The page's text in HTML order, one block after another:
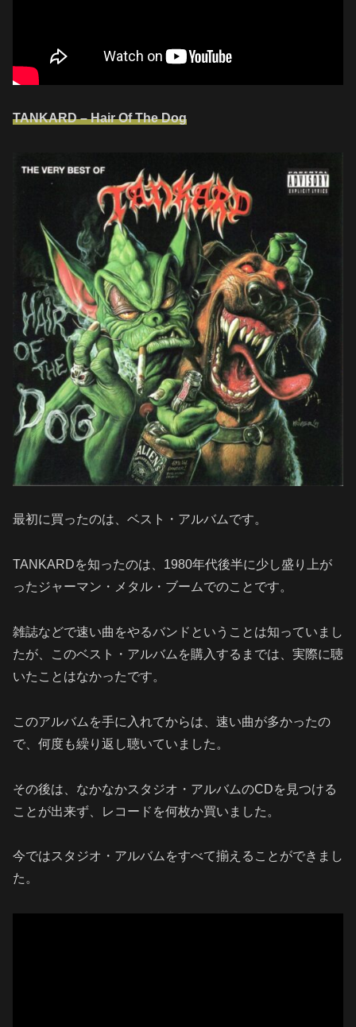
TANKARD – Hair Of The Dog
最初に買ったのは、ベスト・アルバムです。
TANKARDを知ったのは、1980年代後半に少し盛り上が
ったジャーマン・メタル・ブームでのことです。
雑誌などで速い曲をやるバンドということは知っていまし
たが、このベスト・アルバムを購入するまでは、実際に聴
いたことはなかったです。
このアルバムを手に入れてからは、速い曲が多かったの
で、何度も繰り返し聴いていました。
その後は、なかなかスタジオ・アルバムのCDを見つける
ことが出来ず、レコードを何枚か買いました。
今ではスタジオ・アルバムをすべて揃えることができまし
た。